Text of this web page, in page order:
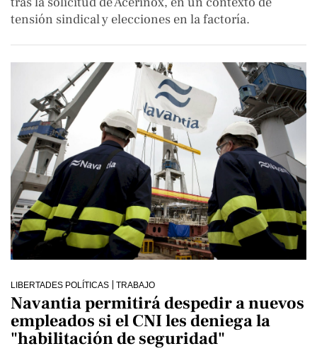
tensión sindical y elecciones en la factoría.
LIBERTADES POLÍTICAS TRABAJO
Navantia permitirá despedir a nuevos
empleados si el CNI les deniega la
"habilitación de seguridad"